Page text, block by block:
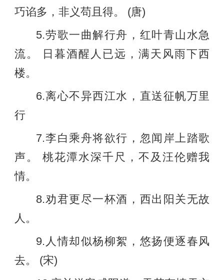
巧谄多，非义苟且得。 (唐)
5.劳歌一曲解行舟，红叶青山水急
流。 日暮酒醒人已远，满天风雨下西
楼。
6.离心不异西江水，直送征帆万里
行
7.李白乘舟将欲行，忽闻岸上踏歌
声。 桃花潭水深千尺，不及汪伦赠我
情。
8.劝君更尽一杯酒，西出阳关无故
人。
9.人情却似杨柳絮，悠扬便逐春风
去。 (宋)